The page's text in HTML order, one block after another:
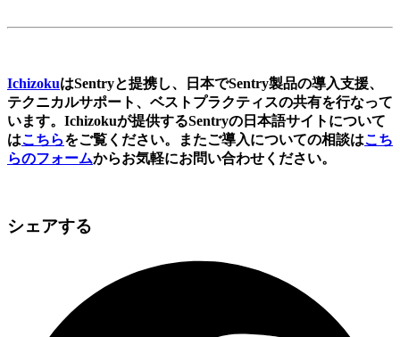
IchizokuはSentryと提携し、日本でSentry製品の導入支援、
テクニカルサポート、ベストプラクティスの共有を行なって
います。Ichizokuが提供するSentryの日本語サイトについて
はこちらをご覧ください。またご導入についての相談はこち
らのフォームからお気軽にお問い合わせください。
シェアする